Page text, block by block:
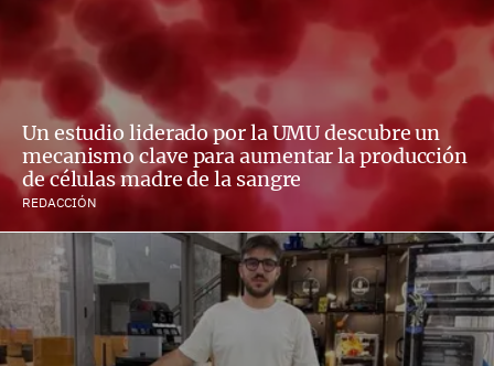
Un estudio liderado por la UMU descubre un
mecanismo clave para aumentar la producción
de células madre de la sangre
REDACCIÓN